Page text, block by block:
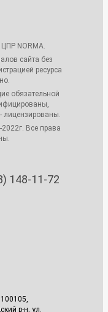
NORMA.
сайта без
ресурса
обязательной
лицензированы.
Все права
148-11-72
р-н, ул.